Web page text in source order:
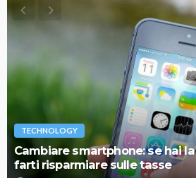
TECHNOLOGY
Cambiare smartphone: se hai
farti risparmiare sulle tasse